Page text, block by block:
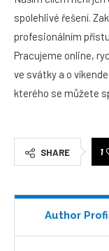
spolehlivé řešení.
profesionálním
Pracujeme online,
ve svátky a o
kterého se můžete
SHARE 1
Author